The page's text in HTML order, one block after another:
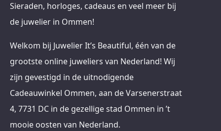
Sieraden, horloges, cadeaus en veel meer bij
de juwelier in Ommen!
Welkom bij Juwelier It’s Beautiful, één van de
grootste online juweliers van Nederland! Wij
zijn gevestigd in de uitnodigende
Cadeauwinkel Ommen, aan de Varsenerstraat
4, 7731 DC in de gezellige stad Ommen in ’t
mooie oosten van Nederland.